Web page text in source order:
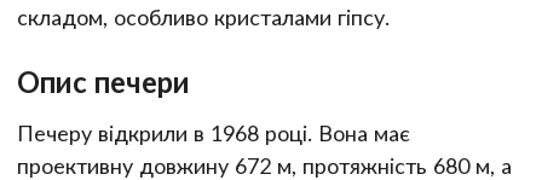
складом, особливо кристалами гіпсу.
Опис печери
Печеру відкрили в 1968 році. Вона має
проективну довжину 672 м, протяжність 680 м, а